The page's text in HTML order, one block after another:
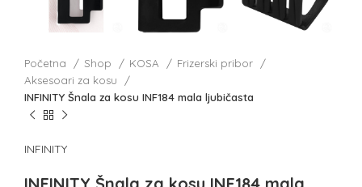
Početna Shop KOSA
Frizerski pribor
Aksesoari za kosu
INFINITY Šnala za kosu INF184 mala ljubičasta
INFINITY